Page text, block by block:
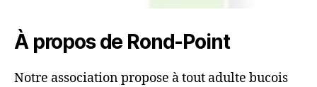
À propos de Rond-Point
Notre association propose à tout adulte bucois